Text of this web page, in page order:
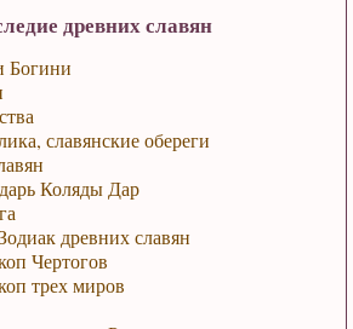
древних славян
Богини
славянские обереги
Коляды Дар
древних славян
Чертогов
трех миров